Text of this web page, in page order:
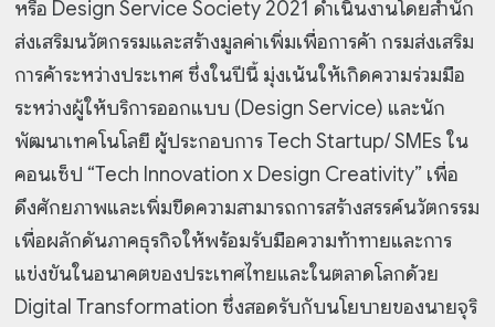
หรือ Design Service Society 2021 ดำเนินงานโดยสำนัก
ส่งเสริมนวัตกรรมและสร้างมูลค่าเพิ่มเพื่อการค้า กรมส่งเสริม
การค้าระหว่างประเทศ ซึ่งในปีนี้ มุ่งเน้นให้เกิดความร่วมมือ
ระหว่างผู้ให้บริการออกแบบ (Design Service) และนัก
พัฒนาเทคโนโลยี ผู้ประกอบการ Tech Startup/ SMEs ใน
คอนเซ็ป “Tech Innovation x Design Creativity” เพื่อ
ดึงศักยภาพและเพิ่มขีดความสามารถการสร้างสรรค์นวัตกรรม
เพื่อผลักดันภาคธุรกิจให้พร้อมรับมือความท้าทายและการ
แข่งขันในอนาคตของประเทศไทยและในตลาดโลกด้วย
Digital Transformation ซึ่งสอดรับกับนโยบายของนายจุริ